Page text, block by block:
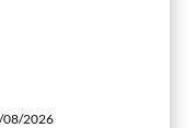
08/2026